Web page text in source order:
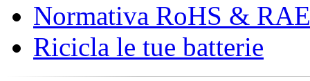
Normativa RoHS &
Ricicla le tue batterie